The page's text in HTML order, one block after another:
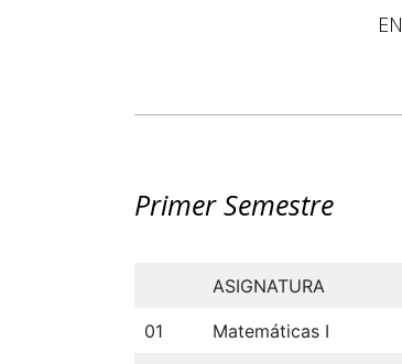
Primer Semestre
ASIGNATURA
01 Matemáticas I